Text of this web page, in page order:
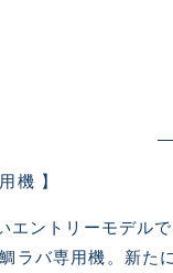
機 】
エントリーモデルで
ラバ専用機。新た